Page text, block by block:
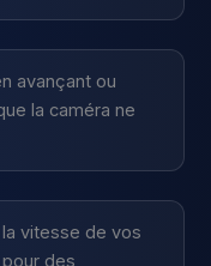
avançant ou
la caméra ne
vitesse de vos
des